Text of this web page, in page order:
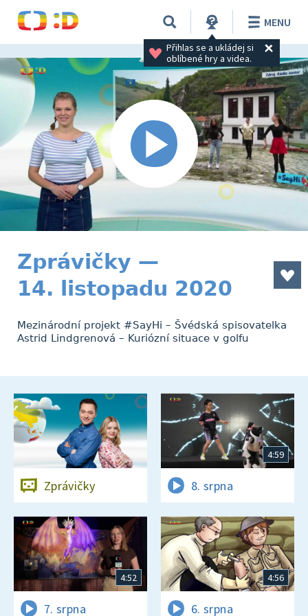
Přihlas se a ukládej si
oblíbené hry a videa.
MENU
Zprávičky —
14. listopadu 2020
Mezinárodní projekt #SayHi – Švédská spisovatelka
Astrid Lindgrenová – Kuriózní situace v golfu
Zprávičky
4:59
8. srpna
4:52
7. srpna
4:56
6. srpna